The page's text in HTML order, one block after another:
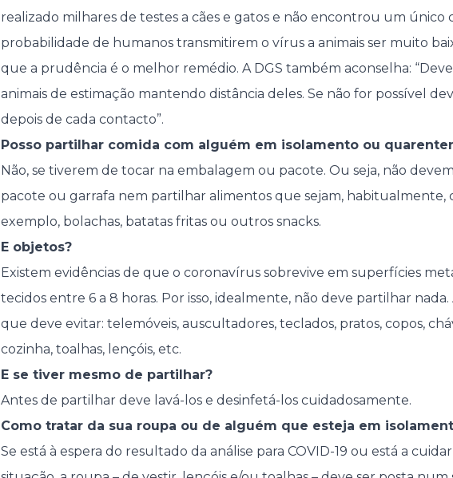
realizado milhares de testes a cães e gatos e não encontrou um único
probabilidade de humanos transmitirem o vírus a animais ser muito
que a prudência é o melhor remédio. A DGS também aconselha:
animais de estimação mantendo distância deles. Se não for possível
depois de cada contacto”.
Posso partilhar comida com alguém em isolamento ou
Não, se tiverem de tocar na embalagem ou pacote. Ou seja, não
pacote ou garrafa nem partilhar alimentos que sejam, habitualmente,
exemplo, bolachas, batatas fritas ou outros snacks.
E objetos?
Existem evidências de que o coronavírus sobrevive em superfícies
tecidos entre 6 a 8 horas. Por isso, idealmente, não deve partilhar
que deve evitar: telemóveis, auscultadores, teclados, pratos, copos,
cozinha, toalhas, lençóis, etc.
E se tiver mesmo de partilhar?
Antes de partilhar deve lavá-los e desinfetá-los cuidadosamente.
Como tratar da sua roupa ou de alguém que esteja em
Se está à espera do resultado da análise para COVID-19 ou está a